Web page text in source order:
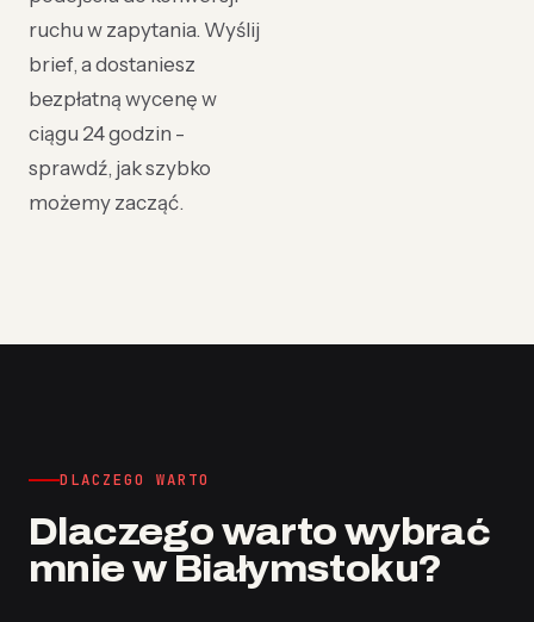
ruchu w zapytania. Wyślij
brief, a dostaniesz
bezpłatną wycenę w
ciągu 24 godzin -
sprawdź, jak szybko
możemy zacząć.
DLACZEGO WARTO
Dlaczego warto wybrać
mnie w Białymstoku?